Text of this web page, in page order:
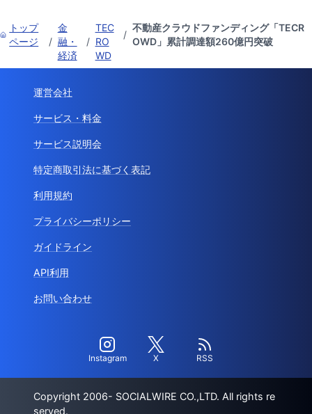
トップ
ページ
/
金
融・
経済
/
TEC
RO
WD
/
不動産クラウドファンディング「TECR
OWD」累計調達額260億円突破
運営会社
サービス・料金
サービス説明会
特定商取引法に基づく表記
利用規約
プライバシーポリシー
ガイドライン
API利用
お問い合わせ
Instagram X RSS
Copyright 2006- SOCIALWIRE CO.,LTD. All rights re
served.